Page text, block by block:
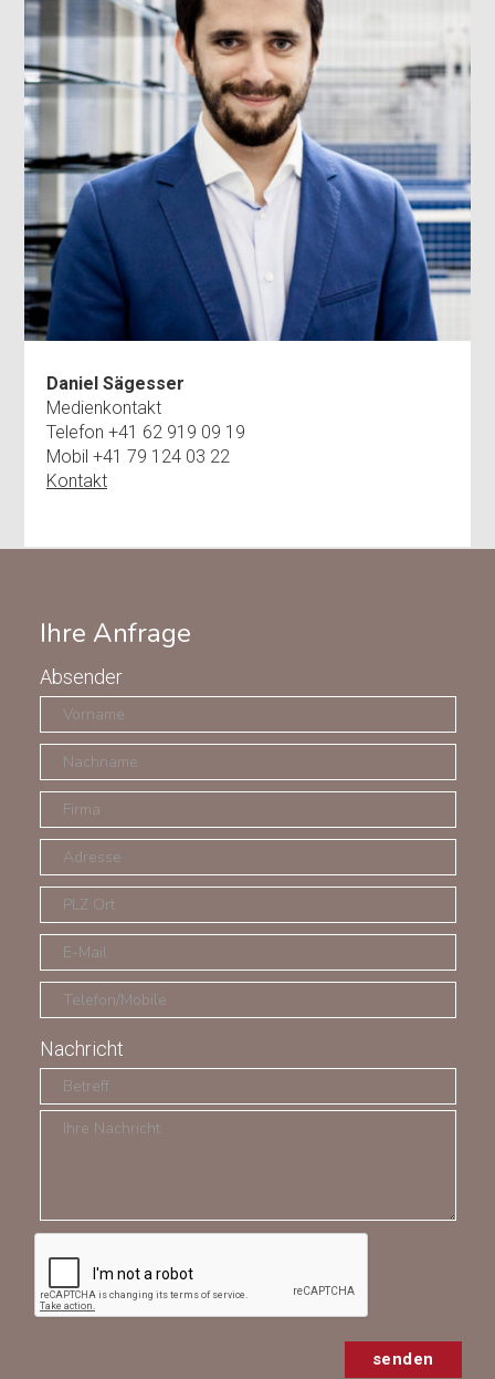
Daniel Sägesser
Medienkontakt
Telefon +41 62 919 09 19
Mobil +41 79 124 03 22
Kontakt
Ihre Anfrage
Absender
Nachricht